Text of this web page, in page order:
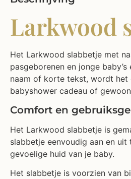
Larkwood
Het Larkwood slabbetje met
pasgeborenen en jonge
naam of korte tekst, wordt het
babyshower cadeau of
Comfort en
Het Larkwood slabbetje is
slabbetje eenvoudig aan en
gevoelige huid van je baby.
Het slabbetje is voorzien van